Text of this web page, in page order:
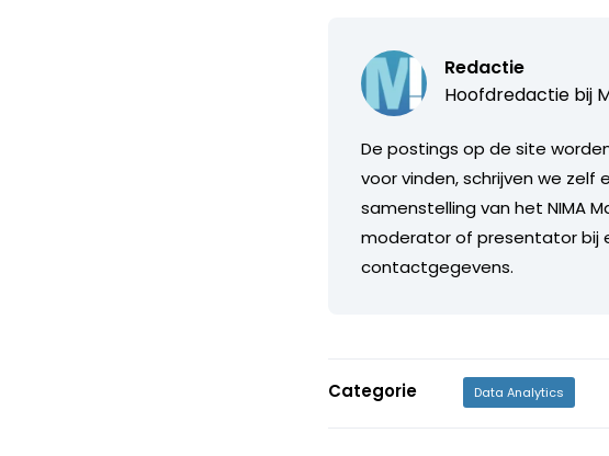
Redactie
Hoofdredactie bij
De postings op de site
voor vinden, schrijven we zelf
samenstelling van het NIMA
moderator of presentator bij
contactgegevens.
Categorie Data Analytics